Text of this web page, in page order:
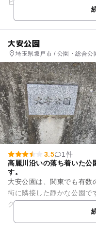
ヒムロッド、安芸クィーン
大安公園
埼玉県坂戸市 / 公園・総合公
3.5
1件
高麗川沿いの落ち着いた公
す。
大安公園は、関東でも有数
街に隣接した静かな公園で
クライミングや鉄輪のトン
コ、鉄棒など、小学生も楽